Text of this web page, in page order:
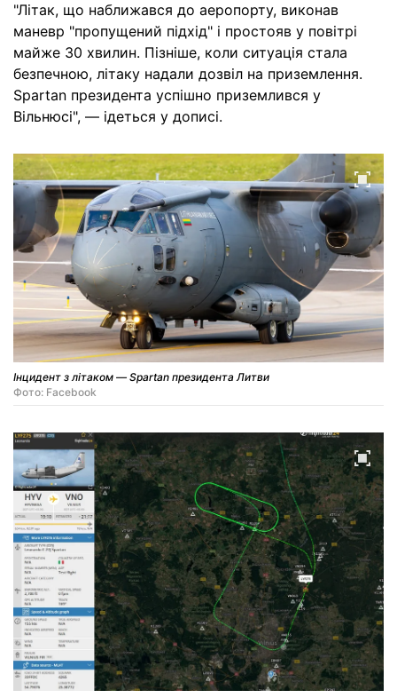
"Літак, що наближався до аеропорту, виконав
маневр "пропущений підхід" і простояв у повітрі
майже 30 хвилин. Пізніше, коли ситуація стала
безпечною, літаку надали дозвіл на приземлення.
Spartan президента успішно приземлився у
Вільнюсі", — ідеться у дописі.
Інцидент з літаком — Spartan президента Литви
Фото: Facebook